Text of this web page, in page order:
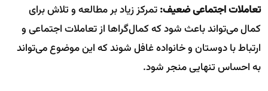
تعاملات اجتماعی ضعیف:تمرکز زیاد بر مطالعه و تلاش برای
کمال می‌تواند باعث شود که کمال‌گراها از تعاملات اجتماعی و
ارتباط با دوستان و خانواده غافل شوند که این موضوع می‌تواند
به احساس تنهایی منجر شود.